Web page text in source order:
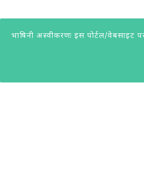
भाषिनी अस्वीकरणः इस पोर्टल/वेबसाइट